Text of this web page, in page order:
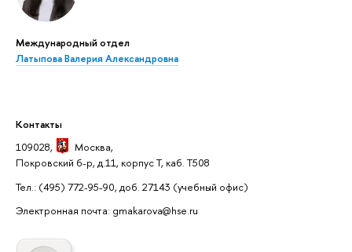
Международный отдел
Латыпова Валерия Александровна
Контакты
109028,
Москва,
Покровский б-р, д.11, корпус Т, каб. Т508
Тел.: (495) 772-95-90, доб. 27143 (учебный офис)
Электронная почта: gmakarova@hse.ru